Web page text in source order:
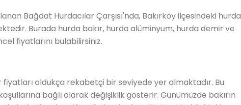
Bağdat Hurdacılar Çarşısı'nda, Bakırköy ilçesindeki hurda
Burada hurda bakır, hurda alüminyum, hurda demir ve
fiyatlarını bulabilirsiniz.
fiyatları oldukça rekabetçi bir seviyede yer almaktadır. Bu
bağlı olarak değişiklik gösterir. Günümüzde bakırın